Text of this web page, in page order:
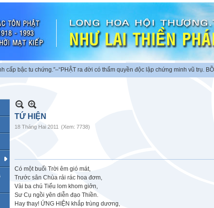
bậc tu chứng.″–“PHẬT ra đời có thẩm quyền độc lập chứng minh vũ trụ. BỒ
TỨ HIỆN
18 Tháng Hai 2011 (Xem: 7738)
Có một buổi Trời êm gió mát,
Trước sân Chùa rải rác hoa đơm,
Vài ba chú Tiểu lom khom giởn,
Sư Cụ ngồi yên diễn đạo Thiền.
Hay thay! ỨNG HIỆN khắp trùng dương,